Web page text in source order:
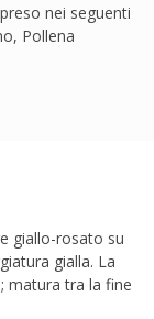
nei seguenti
Pollena
giallo-rosato su
gialla. La
matura tra la fine